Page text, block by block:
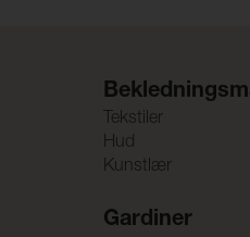
Tekstiler
Hud
Kunstlær
Gardiner